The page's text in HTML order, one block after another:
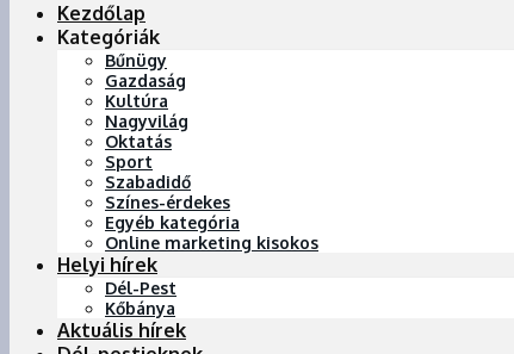
Kezdőlap
Kategóriák
Bűnügy
Gazdaság
Kultúra
Nagyvilág
Oktatás
Sport
Szabadidő
Színes-érdekes
Egyéb kategória
Online marketing kisokos
Helyi hírek
Dél-Pest
Kőbánya
Aktuális hírek